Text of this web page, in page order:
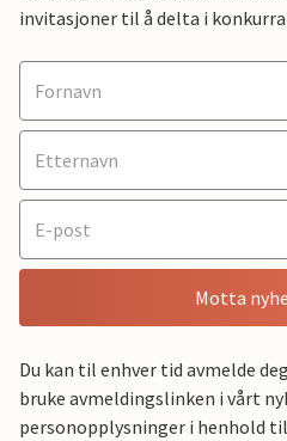
invitasjoner til å delta i
Motta
Du kan til enhver tid avmelde
bruke avmeldingslinken i vårt
personopplysninger i henhold